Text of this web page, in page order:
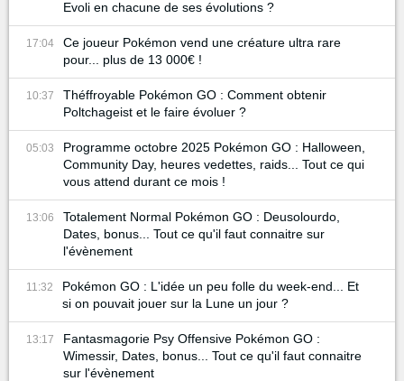
Evoli en chacune de ses évolutions ?
17:04
Ce joueur Pokémon vend une créature ultra rare
pour... plus de 13 000€ !
10:37
Théffroyable Pokémon GO : Comment obtenir
Poltchageist et le faire évoluer ?
05:03
Programme octobre 2025 Pokémon GO : Halloween,
Community Day, heures vedettes, raids... Tout ce qui
vous attend durant ce mois !
13:06
Totalement Normal Pokémon GO : Deusolourdo,
Dates, bonus... Tout ce qu'il faut connaitre sur
l'évènement
11:32
Pokémon GO : L'idée un peu folle du week-end... Et
si on pouvait jouer sur la Lune un jour ?
13:17
Fantasmagorie Psy Offensive Pokémon GO :
Wimessir, Dates, bonus... Tout ce qu'il faut connaitre
sur l'évènement